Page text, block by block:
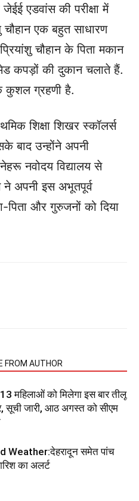
एडवांस की परीक्षा में
चौहान एक बहुत साधारण
चौहान के पिता मकान
कपड़ों की दुकान चलाते हैं.
कुशल ग्रहणी है.
शिक्षा शिखर स्कॉलर्स
बाद उन्होंने अपनी
नवोदय विद्यालय से
ने अपनी इस अभूतपूर्व
और गुरुजनों को दिया
FROM AUTHOR
महिलाओं को मिलेगा इस बार तीलू
सूची जारी, आठ अगस्त को सीएम
Weather:देहरादून समेत पांच
का अलर्ट